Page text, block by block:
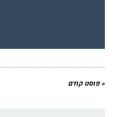
« פוסט קודם